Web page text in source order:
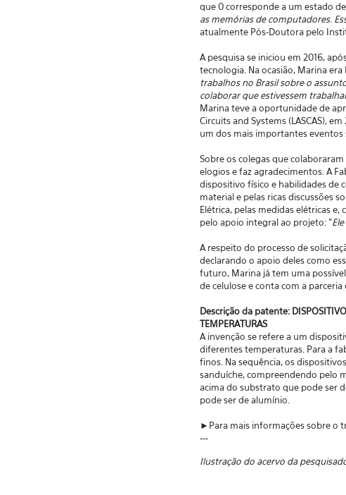
que 0 corresponde a um estado
as memórias de computadores.
atualmente Pós-Doutora pelo
A pesquisa se iniciou em 2016,
tecnologia. Na ocasião, Marina era
trabalhos no Brasil sobre o
colaborar que estivessem
Marina teve a oportunidade de
Circuits and Systems (LASCAS),
um dos mais importantes eventos
Sobre os colegas que
elogios e faz agradecimentos. A
dispositivo físico e habilidades de
material e pelas ricas discussões
Elétrica, pelas medidas elétricas
pelo apoio integral ao projeto: "
A respeito do processo de
declarando o apoio deles como
futuro, Marina já tem uma
de celulose e conta com a parceria
Descrição da patente: DISPOSITIVO
TEMPERATURAS
A invenção se refere a um
diferentes temperaturas. Para a
finos. Na sequência, os
sanduíche, compreendendo pelo
acima do substrato que pode ser
pode ser de alumínio.
►Para mais informações sobre o
---
Ilustração do acervo da